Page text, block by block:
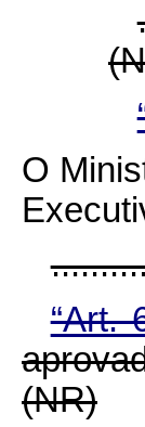
O
“Art.
(NR)